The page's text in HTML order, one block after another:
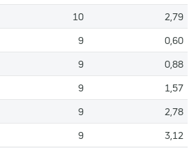
10
2,79
9
0,60
9
0,88
9
1,57
9
2,78
9
3,12